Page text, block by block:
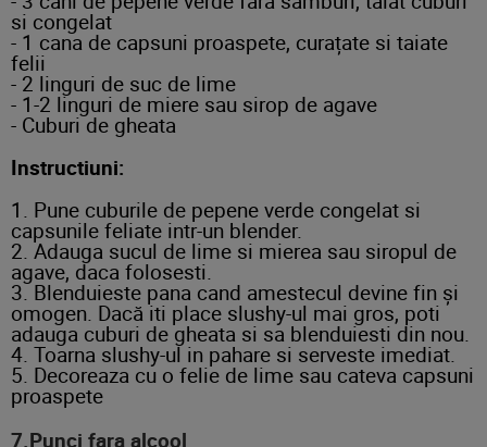
si congelat
- 1 cana de capsuni proaspete, curațate si taiate
felii
- 2 linguri de suc de lime
- 1-2 linguri de miere sau sirop de agave
- Cuburi de gheata
Instructiuni:
1. Pune cuburile de pepene verde congelat si
capsunile feliate intr-un blender.
2. Adauga sucul de lime si mierea sau siropul de
agave, daca folosesti.
3. Blenduieste pana cand amestecul devine fin și
omogen. Dacă iti place slushy-ul mai gros, poti
adauga cuburi de gheata si sa blenduiesti din nou.
4. Toarna slushy-ul in pahare si serveste imediat.
5. Decoreaza cu o felie de lime sau cateva capsuni
proaspete
7.Punci fara alcool